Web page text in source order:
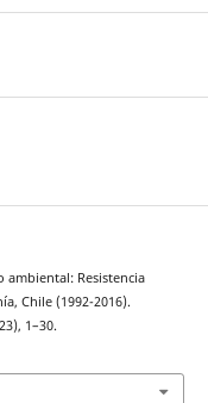
ambiental: Resistencia
Chile (1992-2016).
1–30.